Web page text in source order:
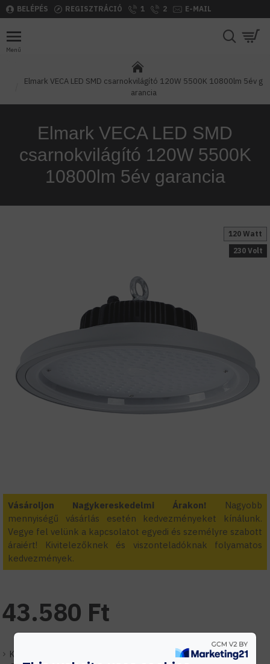
BELÉPÉS REGISZTRÁCIÓ 1 2 E-MAIL
Elmark VECA LED SMD csarnokvilágító 120W 5500K 10800lm 5év g
arancia
Elmark VECA LED SMD
csarnokvilágító 120W 5500K
10800lm 5év garancia
120 Watt
230 Volt
Vásároljon Nagykereskedelmi Árakon!
Nagyobb
mennyiségű vásárlás esetén kedvezményeket kínálunk.
Vegye fel velünk a kapcsolatot egyedi és személyre szabott
áraiért! Kivitelezőknek és viszonteladóknak folyamatos
kedvezmények.
Készlet:
43.580 Ft